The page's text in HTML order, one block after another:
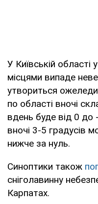
У Київській області
місцями випаде
утвориться
по області вночі
вдень буде від 0 до
вночі 3-5 градусів
нижче за нуль.
Синоптики також
сніголавинну
Карпатах.